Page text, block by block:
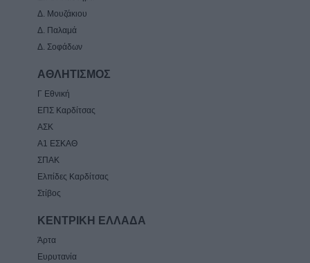
Δ. Μουζάκιου
Δ. Παλαμά
Δ. Σοφάδων
ΑΘΛΗΤΙΣΜΟΣ
Γ Εθνική
ΕΠΣ Καρδίτσας
ΑΣΚ
Α1 ΕΣΚΑΘ
ΣΠΑΚ
Ελπίδες Καρδίτσας
Στίβος
ΚΕΝΤΡΙΚΗ ΕΛΛΑΔΑ
Άρτα
Ευρυτανία